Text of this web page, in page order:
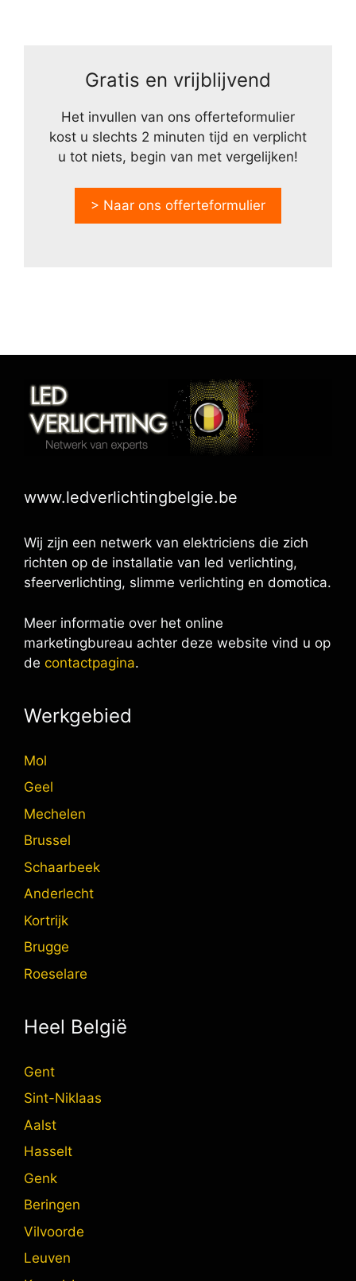
Gratis en vrijblijvend
Het invullen van ons offerteformulier
kost u slechts 2 minuten tijd en verplicht
u tot niets, begin van met vergelijken!
> Naar ons offerteformulier
www.ledverlichtingbelgie.be
Wij zijn een netwerk van elektriciens die zich
richten op de installatie van led verlichting,
sfeerverlichting, slimme verlichting en domotica.
Meer informatie over het online
marketingbureau achter deze website vind u op
de contactpagina.
Werkgebied
Mol
Geel
Mechelen
Brussel
Schaarbeek
Anderlecht
Kortrijk
Brugge
Roeselare
Heel België
Gent
Sint-Niklaas
Aalst
Hasselt
Genk
Beringen
Vilvoorde
Leuven